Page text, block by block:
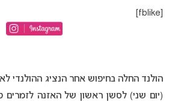
הולנד החלה בחיפוש אחר הנציג ההולנדי
(יום שני) לסשן ראשון של האזנה לזמרים